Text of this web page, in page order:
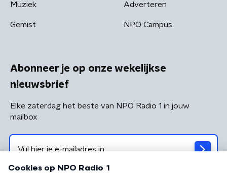
Muziek
Gemist
Adverteren
NPO Campus
Abonneer je op onze wekelijkse
nieuwsbrief
Elke zaterdag het beste van NPO Radio 1 in jouw
mailbox